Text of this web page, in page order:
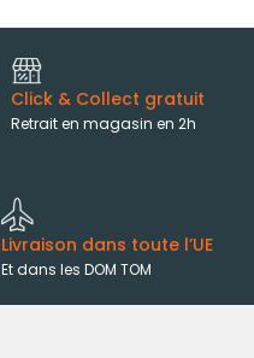
Click & Collect gratuit
Retrait en magasin en 2h
Livraison dans toute l’UE
Et dans les DOM TOM